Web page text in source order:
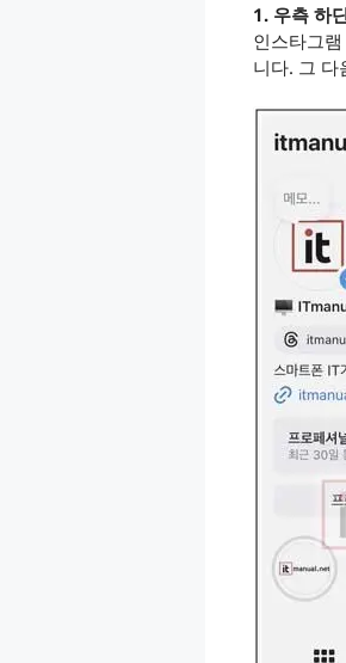
1. 우측 하
인스타그
니다. 그 다